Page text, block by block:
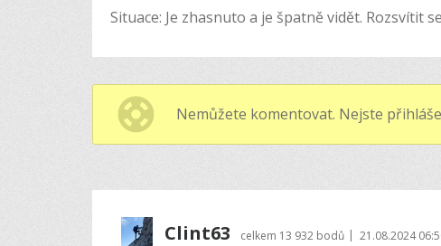
Situace: Je zhasnuto a je špatně vidět. Rozsvítit
Nemůžete komentovat. Nejste
Clint63 celkem 13 932 bodů | 21.08.2024